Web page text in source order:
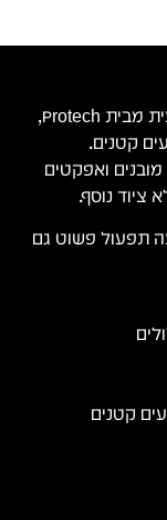
Protech PA-512 היא בידורית ניידת ומקצועית מבית Protech,
קטנים.
ואפקטים
ציוד נוסף.
תפעול פשוט גם
קטנים